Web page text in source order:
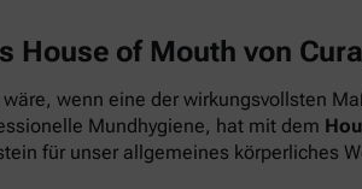
House of Mouth von
wäre, wenn eine der wirkungsvollsten
Mundhygiene, hat mit dem
für unser allgemeines körperliches